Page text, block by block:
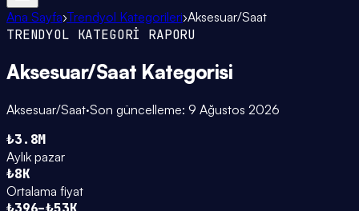
Ana Sayfa›Trendyol Kategorileri›Aksesuar/Saat
TRENDYOL KATEGORİ RAPORU
Aksesuar/Saat Kategorisi
Aksesuar/Saat·Son güncelleme: 9 Ağustos 2026
₺3.8M
Aylık pazar
₺8K
Ortalama fiyat